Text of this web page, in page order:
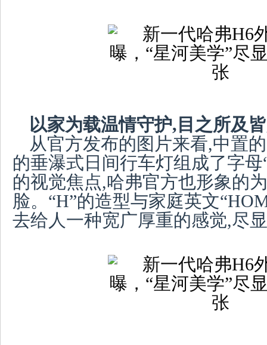
以家为载温情守护,目之所及
从官方发布的图片来看,中置
的垂瀑式日间行车灯组成了字
的视觉焦点,哈弗官方也形象的
脸。“H”的造型与家庭英文
去给人一种宽广厚重的感觉,尽